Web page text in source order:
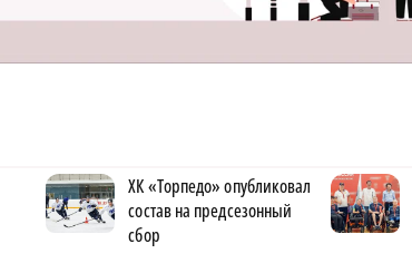
ХК «Торпедо» опубликовал
состав на предсезонный
сбор